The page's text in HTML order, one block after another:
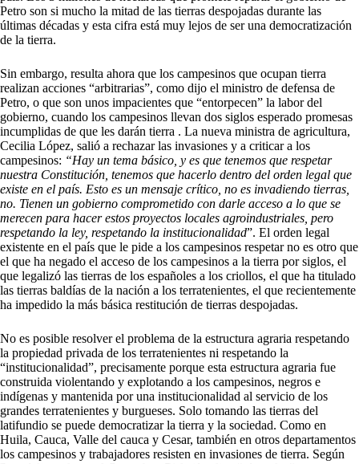
Petro son si mucho la mitad de las tierras despojadas durante las
últimas décadas y esta cifra está muy lejos de ser una democratización
de la tierra.
Sin embargo, resulta ahora que los campesinos que ocupan tierra
realizan acciones “arbitrarias”, como dijo el ministro de defensa de
Petro, o que son unos impacientes que “entorpecen” la labor del
gobierno, cuando los campesinos llevan dos siglos esperado promesas
incumplidas de que les darán tierra . La nueva ministra de agricultura,
Cecilia López, salió a rechazar las invasiones y a criticar a los
campesinos: “Hay un tema básico, y es que tenemos que respetar
nuestra Constitución, tenemos que hacerlo dentro del orden legal que
existe en el país. Esto es un mensaje crítico, no es invadiendo tierras,
no. Tienen un gobierno comprometido con darle acceso a lo que se
merecen para hacer estos proyectos locales agroindustriales, pero
respetando la ley, respetando la institucionalidad”. El orden legal
existente en el país que le pide a los campesinos respetar no es otro que
el que ha negado el acceso de los campesinos a la tierra por siglos, el
que legalizó las tierras de los españoles a los criollos, el que ha titulado
las tierras baldías de la nación a los terratenientes, el que recientemente
ha impedido la más básica restitución de tierras despojadas.
No es posible resolver el problema de la estructura agraria respetando
la propiedad privada de los terratenientes ni respetando la
“institucionalidad”, precisamente porque esta estructura agraria fue
construida violentando y explotando a los campesinos, negros e
indígenas y mantenida por una institucionalidad al servicio de los
grandes terratenientes y burgueses. Solo tomando las tierras del
latifundio se puede democratizar la tierra y la sociedad. Como en
Huila, Cauca, Valle del cauca y Cesar, también en otros departamentos
los campesinos y trabajadores resisten en invasiones de tierra. Según